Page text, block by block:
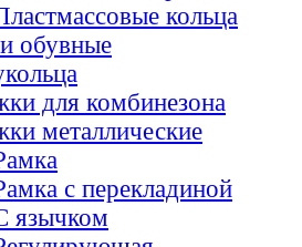
кольца
обувные
для комбинезона
металлические
с перекладиной
язычком